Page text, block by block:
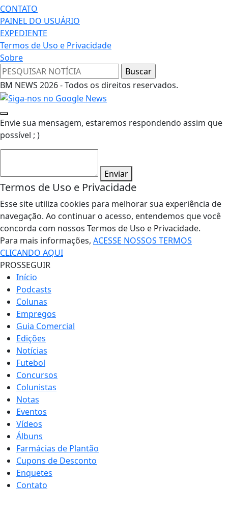
CONTATO
PAINEL DO USUÁRIO
EXPEDIENTE
Termos de Uso e Privacidade
Sobre
BM NEWS 2026 - Todos os direitos reservados.
Envie sua mensagem, estaremos respondendo assim que
possível ; )
Enviar
Termos de Uso e Privacidade
Esse site utiliza cookies para melhorar sua experiência de
navegação. Ao continuar o acesso, entendemos que você
concorda com nossos Termos de Uso e Privacidade.
Para mais informações, ACESSE NOSSOS TERMOS
CLICANDO AQUI
PROSSEGUIR
Início
Podcasts
Colunas
Empregos
Guia Comercial
Edições
Notícias
Futebol
Concursos
Colunistas
Notas
Eventos
Vídeos
Álbuns
Farmácias de Plantão
Cupons de Desconto
Enquetes
Contato